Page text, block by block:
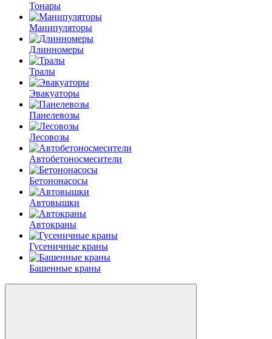
Тонары
Манипуляторы
Длинномеры
Тралы
Эвакуаторы
Панелевозы
Лесовозы
Автобетоно­смесители
Бетононасосы
Автовышки
Автокраны
Гусеничные краны
Башенные краны